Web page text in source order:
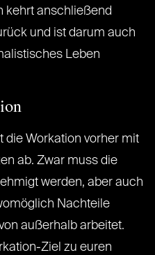
kehrt anschließend
und ist darum auch
Leben
die Workation vorher mit
ab. Zwar muss die
werden, aber auch
Nachteile
außerhalb arbeitet.
Ziel zu euren